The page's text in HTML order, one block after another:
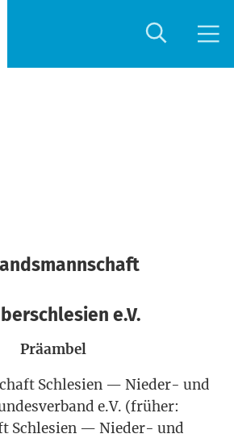
e.V.
Prä­am­bel
Schle­si­en — Nie­der- und
e.V. (frü­her:
Schle­si­en — Nie­der- und